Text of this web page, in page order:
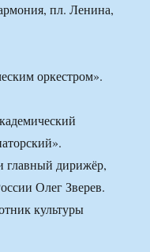
пл. Ленина,
оркестром».
главный дирижёр,
Олег Зверев.
культуры